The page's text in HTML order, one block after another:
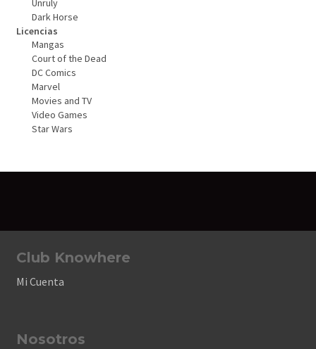
Dark Horse
Licencias
Mangas
Court of the Dead
DC Comics
Marvel
Movies and TV
Video Games
Star Wars
Club Knowhere
Mi Cuenta
Nosotros